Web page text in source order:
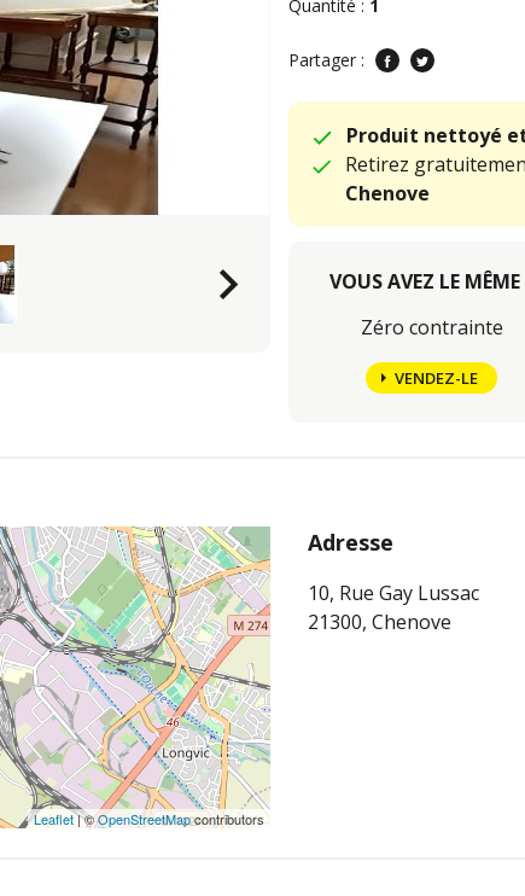
keyboard_arrow_right
Quantité : 1
Partager :
Produit nettoyé
Retirez
Chenove
VOUS AVEZ LE MÊME
Zéro contrainte
VENDEZ-LE
Leaflet| ©OpenStreetMapcontributors
Adresse
10, Rue Gay Lussac
21300, Chenove